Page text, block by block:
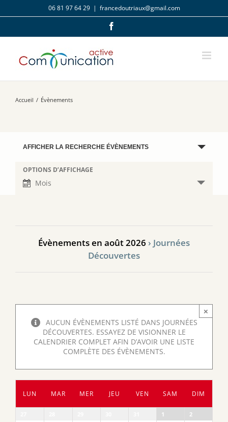
au
06 81 97 64 29 | francedoutriaux@gmail.com
Accueil / Évènements
et
de
vues
AFFICHER LA RECHERCHE ÉVÈNEMENTS
Navigation
de
OPTIONS D’AFFICHAGE
Mois
Évènements en août 2026 › Journées
Découvertes
×
AUCUN ÉVÈNEMENTS LISTÉ DANS JOURNÉES
DÉCOUVERTES. ESSAYEZ DE VISIONNER LE
CALENDRIER COMPLET AFIN D’AVOIR UNE LISTE
COMPLÈTE DES ÉVÈNEMENTS.
de
Évènements
Calendrier
LUN MAR MER JEU VEN SAM DIM
1 2